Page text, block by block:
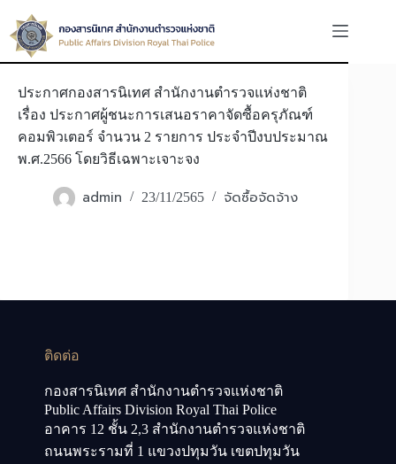
to
content
ประกาศกองสารนิเทศ สำนักงานตำรวจแห่งชาติ
เรื่อง​ ประกาศผู้ชนะการเสนอราคาจัดซื้อครุภัณฑ์​
คอมพิวเตอร์​ จำนวน​ 2​ รายการ​ ประจำปีงบประมาณ​
พ.ศ.2566 โดยวิธีเฉพาะเจาะจง
admin 23/11/2565 จัดซื้อจัดจ้าง
ติดต่อ
กองสารนิเทศ สำนักงานตำรวจแห่งชาติ
Public Affairs Division Royal Thai Police
อาคาร 12 ชั้น 2,3 สำนักงานตำรวจแห่งชาติ
ถนนพระรามที่ 1 แขวงปทุมวัน เขตปทุมวัน